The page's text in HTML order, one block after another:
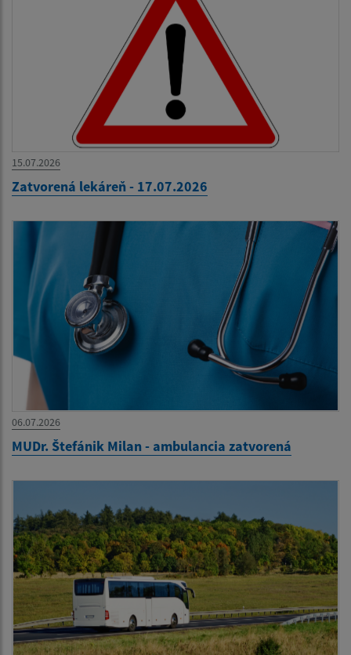
15.07.2026
Zatvorená lekáreň - 17.07.2026
06.07.2026
MUDr. Štefánik Milan - ambulancia zatvorená